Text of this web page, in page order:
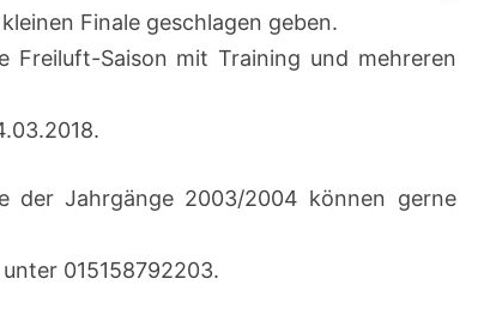
Finale geschlagen geben.
Freiluft-Saison mit Training und mehreren
der Jahrgänge 2003/2004 können gerne
015158792203.